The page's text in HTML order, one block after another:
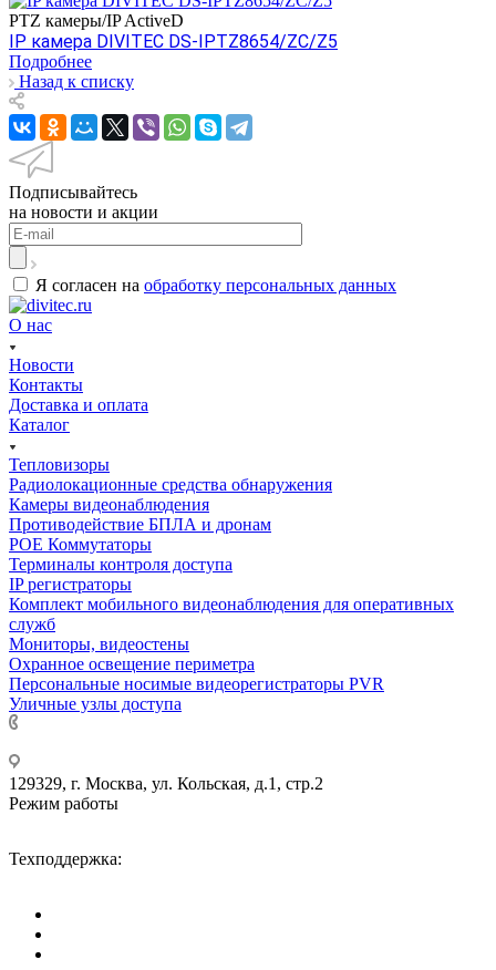
PTZ камеры/IP ActiveD
IP камера DIVITEC DS-IPTZ8654/ZC/Z5
Подробнее
Назад к списку
Подписывайтесь
на новости и акции
Я согласен на обработку персональных данных
О нас
Новости
Контакты
Доставка и оплата
Каталог
Тепловизоры
Радиолокационные средства обнаружения
Камеры видеонаблюдения
Противодействие БПЛА и дронам
РОЕ Коммутаторы
Терминалы контроля доступа
IP регистраторы
Комплект мобильного видеонаблюдения для оперативных
служб
Мониторы, видеостены
Охранное освещение периметра
Персональные носимые видеорегистраторы PVR
Уличные узлы доступа
129329, г. Москва, ул. Кольская, д.1, стр.2
Режим работы
Техподдержка: